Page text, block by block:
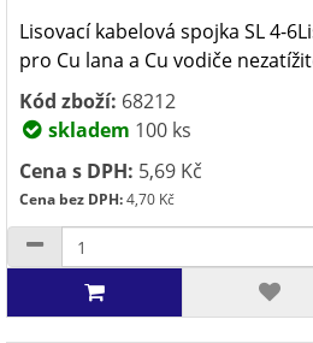
Lisovací kabelová spojka SL 4-
pro Cu lana a Cu vodiče
Kód zboží: 68212
skladem 100 ks
Cena s DPH: 5,69 Kč
Cena bez DPH:4,70 Kč